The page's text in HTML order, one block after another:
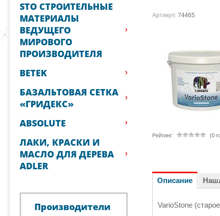
STO СТРОИТЕЛЬНЫЕ
МАТЕРИАЛЫ
ВЕДУЩЕГО
МИРОВОГО
ПРОИЗВОДИТЕЛЯ
BETEK
БАЗАЛЬТОВАЯ СЕТКА
«ГРИДЕКС»
ABSOLUTE
ЛАКИ, КРАСКИ И
МАСЛО ДЛЯ ДЕРЕВА
ADLER
Производители
Артикул: 74465
Рейтинг: (0
Описание
VarioStone